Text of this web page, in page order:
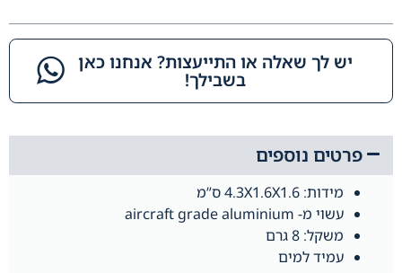
פרטים נוספים
מידות: 4.3X1.6X1.6 ס”מ
עשוי מ- aircraft grade aluminium
משקל: 8 גרם
עמיד למים
יש לך שאלה או התייעצות? אנחנו כאן
בשבילך!​